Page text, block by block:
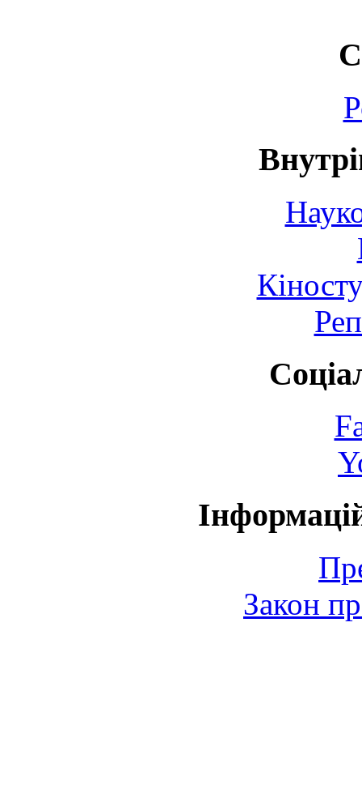
Закон